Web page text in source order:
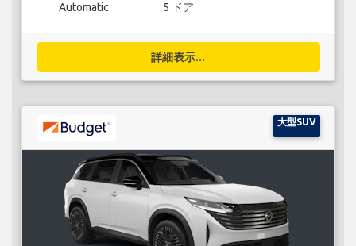
Automatic 5 ドア
詳細表示...
大型SUV